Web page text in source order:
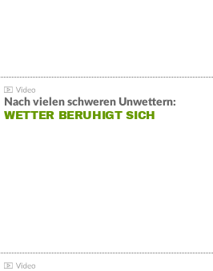
Nach vielen schweren Unwettern:
WETTER BERUHIGT SICH